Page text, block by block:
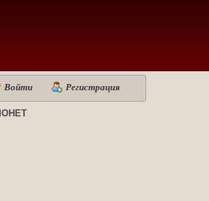
Войти Регистрация